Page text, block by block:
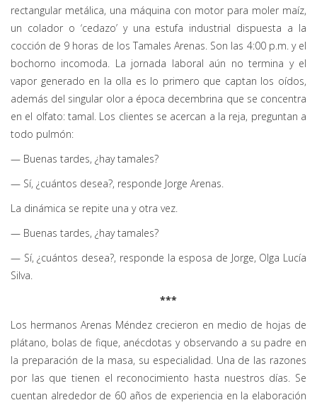
rectangular metálica, una máquina con motor para moler maíz,
un colador o ‘cedazo’ y una estufa industrial dispuesta a la
cocción de 9 horas de los Tamales Arenas. Son las 4:00 p.m. y el
bochorno incomoda. La jornada laboral aún no termina y el
vapor generado en la olla es lo primero que captan los oídos,
además del singular olor a época decembrina que se concentra
en el olfato: tamal. Los clientes se acercan a la reja, preguntan a
todo pulmón:
— Buenas tardes, ¿hay tamales?
— Sí, ¿cuántos desea?, responde Jorge Arenas.
La dinámica se repite una y otra vez.
— Buenas tardes, ¿hay tamales?
— Sí, ¿cuántos desea?, responde la esposa de Jorge, Olga Lucía
Silva.
***
Los hermanos Arenas Méndez crecieron en medio de hojas de
plátano, bolas de fique, anécdotas y observando a su padre en
la preparación de la masa, su especialidad. Una de las razones
por las que tienen el reconocimiento hasta nuestros días. Se
cuentan alrededor de 60 años de experiencia en la elaboración